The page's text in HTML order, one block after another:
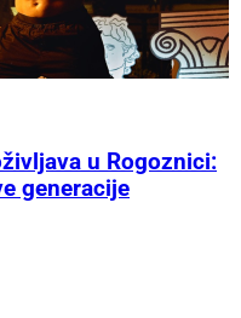
u Rogoznici:
generacije